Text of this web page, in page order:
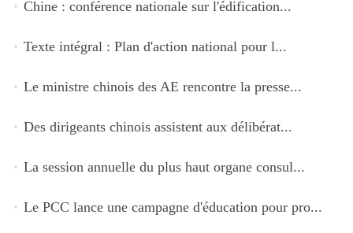
Chine : conférence nationale sur l'édification...
Texte intégral : Plan d'action national pour l...
Le ministre chinois des AE rencontre la presse...
Des dirigeants chinois assistent aux délibérat...
La session annuelle du plus haut organe consul...
Le PCC lance une campagne d'éducation pour pro...